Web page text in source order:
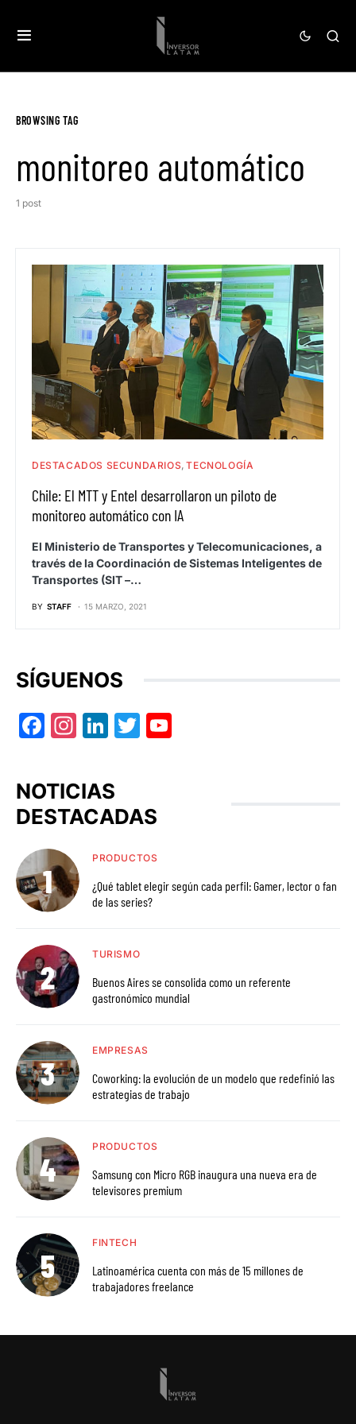
BROWSING TAG
monitoreo automático
1 post
DESTACADOS SECUNDARIOS TECNOLOGÍA
Chile: El MTT y Entel desarrollaron un piloto de
monitoreo automático con IA
El Ministerio de Transportes y Telecomunicaciones, a
través de la Coordinación de Sistemas Inteligentes de
Transportes (SIT –…
BY STAFF 15 MARZO, 2021
SÍGUENOS
Facebook
Instagram
LinkedIn
Twitter
NOTICIAS
DESTACADAS
PRODUCTOS
¿Qué tablet elegir según cada perfil: Gamer, lector o fan
de las series?
TURISMO
Buenos Aires se consolida como un referente
gastronómico mundial
EMPRESAS
Coworking: la evolución de un modelo que redefinió las
estrategias de trabajo
PRODUCTOS
Samsung con Micro RGB inaugura una nueva era de
televisores premium
FINTECH
Latinoamérica cuenta con más de 15 millones de
trabajadores freelance